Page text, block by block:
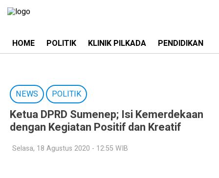
HOME POLITIK KLINIK PILKADA PENDIDIKAN
NEWS POLITIK
Ketua DPRD Sumenep; Isi Kemerdekaan
dengan Kegiatan Positif dan Kreatif
Selasa, 18 Agustus 2020 - 12:55 WIB